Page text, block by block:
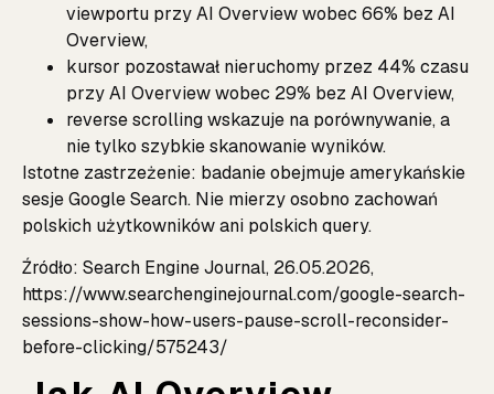
viewportu przy AI Overview wobec 66% bez AI
Overview,
kursor pozostawał nieruchomy przez 44% czasu
przy AI Overview wobec 29% bez AI Overview,
reverse scrolling wskazuje na porównywanie, a
nie tylko szybkie skanowanie wyników.
Istotne zastrzeżenie: badanie obejmuje amerykańskie
sesje Google Search. Nie mierzy osobno zachowań
polskich użytkowników ani polskich query.
Źródło: Search Engine Journal, 26.05.2026,
https://www.searchenginejournal.com/google-search-
sessions-show-how-users-pause-scroll-reconsider-
before-clicking/575243/